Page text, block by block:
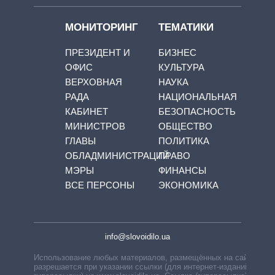
МОНИТОРИНГ
ПРЕЗИДЕНТ И
ОФИС
ВЕРХОВНАЯ
РАДА
КАБИНЕТ
МИНИСТРОВ
ГЛАВЫ
ОБЛАДМИНИСТРАЦИЙ
МЭРЫ
ВСЕ ПЕРСОНЫ
ТЕМАТИКИ
БИЗНЕС
КУЛЬТУРА
НАУКА
НАЦИОНАЛЬНАЯ
БЕЗОПАСНОСТЬ
ОБЩЕСТВО
ПОЛИТИКА
ПРАВО
ФИНАНСЫ
ЭКОНОМИКА
info@slovoidilo.ua
Использование любых материалов, размещённых на сайте,
разрешается при указании ссылки (для интернет-изданий —